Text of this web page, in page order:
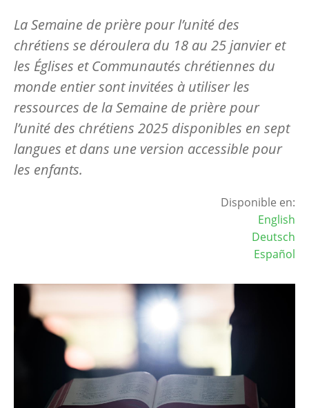
La Semaine de prière pour l’unité des
chrétiens se déroulera du 18 au 25 janvier et
les Églises et Communautés chrétiennes du
monde entier sont invitées à utiliser les
ressources de la Semaine de prière pour
l’unité des chrétiens 2025 disponibles en sept
langues et dans une version accessible pour
les enfants.
Disponible en:
English
Deutsch
Español
Image